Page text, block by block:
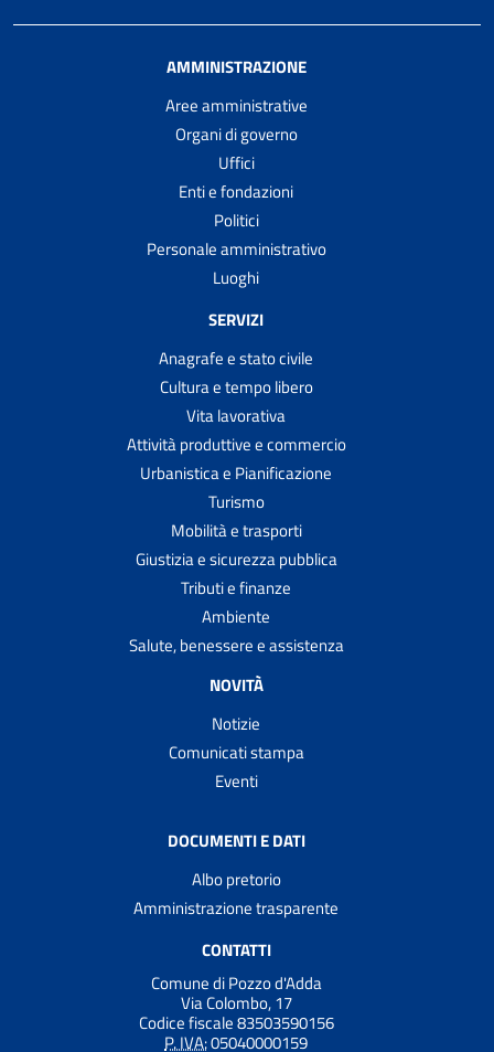
AMMINISTRAZIONE
Aree amministrative
Organi di governo
Uffici
Enti e fondazioni
Politici
Personale amministrativo
Luoghi
SERVIZI
Anagrafe e stato civile
Cultura e tempo libero
Vita lavorativa
Attività produttive e commercio
Urbanistica e Pianificazione
Turismo
Mobilità e trasporti
Giustizia e sicurezza pubblica
Tributi e finanze
Ambiente
Salute, benessere e assistenza
NOVITÀ
Notizie
Comunicati stampa
Eventi
DOCUMENTI E DATI
Albo pretorio
Amministrazione trasparente
CONTATTI
Comune di Pozzo d'Adda
Via Colombo, 17
Codice fiscale 83503590156
P. IVA:05040000159